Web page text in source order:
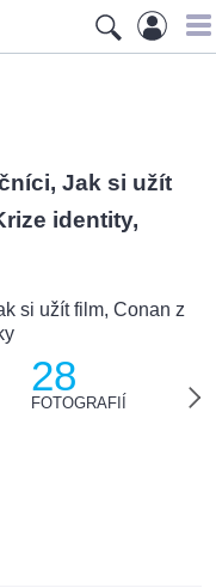
Jak si užít
identity,
28
FOTOGRAFIÍ